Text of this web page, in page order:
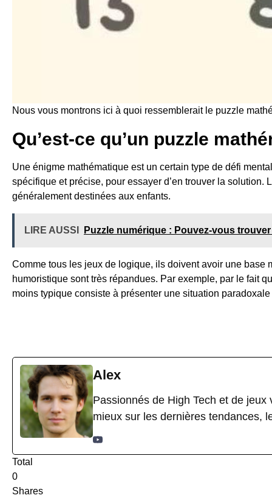
Nous vous montrons ici à quoi ressemblerait le puzzle
Qu’est-ce qu’un puzzle
Une énigme mathématique est un certain type de défi
spécifique et précise, pour essayer d’en trouver la solution.
généralement destinées aux enfants.
LIRE AUSSI Puzzle numérique : Pouvez-vous
Comme tous les jeux de logique, ils doivent avoir une
humoristique sont très répandues. Par exemple, par le fait
moins typique consiste à présenter une situation
Alex
Passionnés de High Tech et de
mieux sur les dernières tendances,
Total
0
Shares